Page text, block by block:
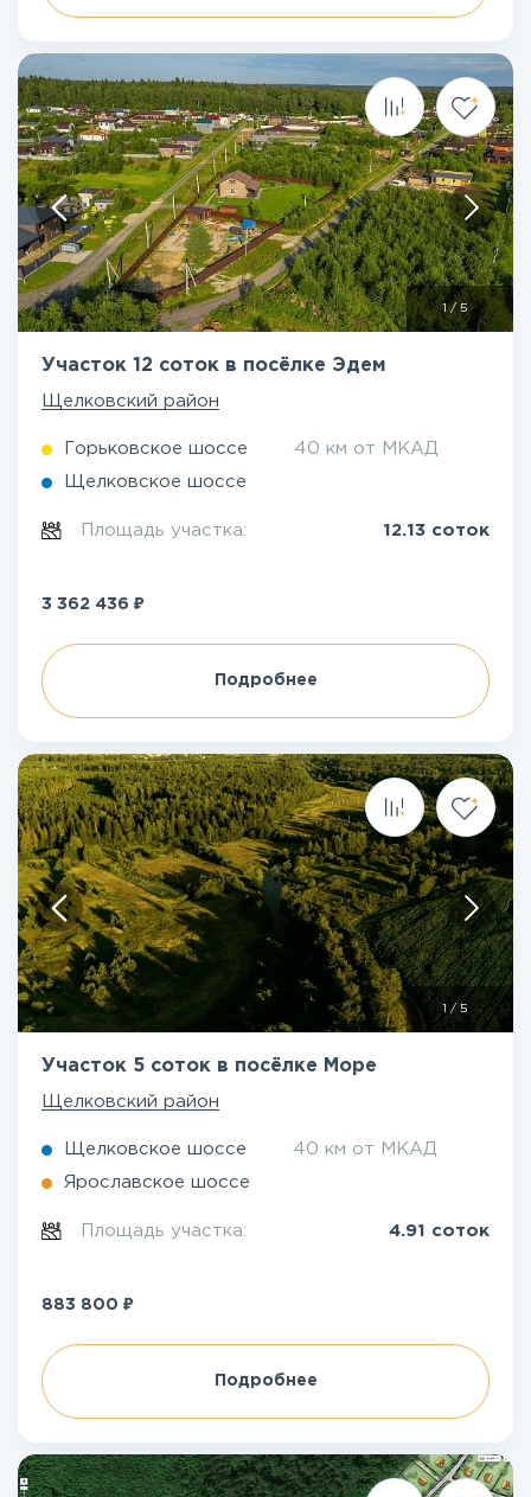
1 / 5
Участок 12 соток в посёлке Эдем
Щелковский район
Горьковское шоссе 40 км от МКАД
Щелковское шоссе
Площадь участка: 12.13 соток
3 362 436 ₽
Подробнее
1 /5
Участок 5 соток в посёлке Море
Щелковский район
Щелковское шоссе 40 км от МКАД
Ярославское шоссе
Площадь участка: 4.91 соток
883 800 ₽
Подробнее